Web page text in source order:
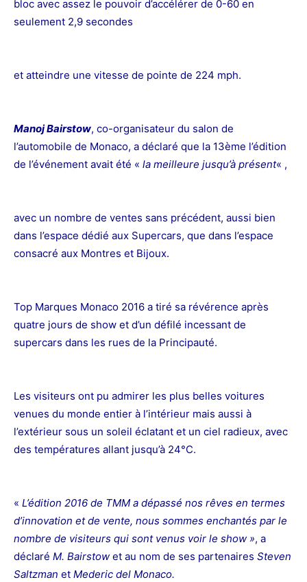
bloc avec assez le pouvoir d’accélérer de 0-60 en
seulement 2,9 secondes
et atteindre une vitesse de pointe de 224 mph.
Manoj Bairstow, co-organisateur du salon de
l’automobile de Monaco, a déclaré que la 13ème l’édition
de l’événement avait été « la meilleure jusqu’à présent« ,
avec un nombre de ventes sans précédent, aussi bien
dans l’espace dédié aux Supercars, que dans l’espace
consacré aux Montres et Bijoux.
Top Marques Monaco 2016 a tiré sa révérence après
quatre jours de show et d’un défilé incessant de
supercars dans les rues de la Principauté.
Les visiteurs ont pu admirer les plus belles voitures
venues du monde entier à l’intérieur mais aussi à
l’extérieur sous un soleil éclatant et un ciel radieux, avec
des températures allant jusqu’à 24°C.
« L’édition 2016 de TMM a dépassé nos rêves en termes
d’innovation et de vente, nous sommes enchantés par le
nombre de visiteurs qui sont venus voir le show », a
déclaré M. Bairstow et au nom de ses partenaires Steven
Saltzman et Mederic del Monaco.